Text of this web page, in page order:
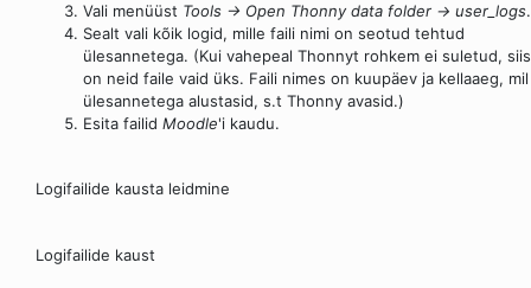
Vali menüüst Tools → Open Thonny data folder → user_logs.
Sealt vali kõik logid, mille faili nimi on seotud tehtud
ülesannetega. (Kui vahepeal Thonnyt rohkem ei suletud, siis
on neid faile vaid üks. Faili nimes on kuupäev ja kellaaeg, mil
ülesannetega alustasid, s.t Thonny avasid.)
Esita failid Moodle'i kaudu.
Logifailide kausta leidmine
Logifailide kaust